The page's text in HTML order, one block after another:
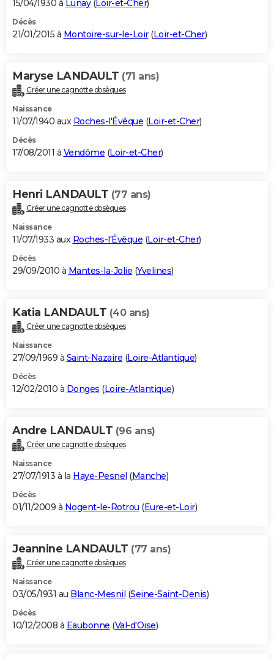
15/04/1930 à Lunay(Loir-et-Cher)
Décès
21/01/2015 à Montoire-sur-le-Loir(Loir-et-Cher)
Maryse LANDAULT (71 ans)
Créer une cagnotte obsèques
Naissance
11/07/1940 aux Roches-l'Évêque (Loir-et-Cher)
Décès
17/08/2011 à Vendôme (Loir-et-Cher)
Henri LANDAULT (77 ans)
Créer une cagnotte obsèques
Naissance
11/07/1933 aux Roches-l'Évêque (Loir-et-Cher)
Décès
29/09/2010 à Mantes-la-Jolie (Yvelines)
Katia LANDAULT (40 ans)
Créer une cagnotte obsèques
Naissance
27/09/1969 à Saint-Nazaire (Loire-Atlantique)
Décès
12/02/2010 à Donges (Loire-Atlantique)
Andre LANDAULT (96 ans)
Créer une cagnotte obsèques
Naissance
27/07/1913 à la Haye-Pesnel (Manche)
Décès
01/11/2009 à Nogent-le-Rotrou (Eure-et-Loir)
Jeannine LANDAULT (77 ans)
Créer une cagnotte obsèques
Naissance
03/05/1931 au Blanc-Mesnil (Seine-Saint-Denis)
Décès
10/12/2008 à Eaubonne (Val-d'Oise)